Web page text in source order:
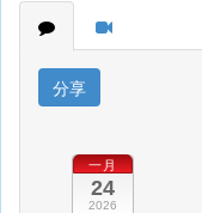
分享
一月
24
2026